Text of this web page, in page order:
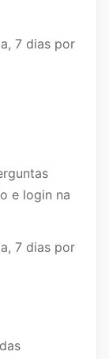
7 dias por
e login na
7 dias por